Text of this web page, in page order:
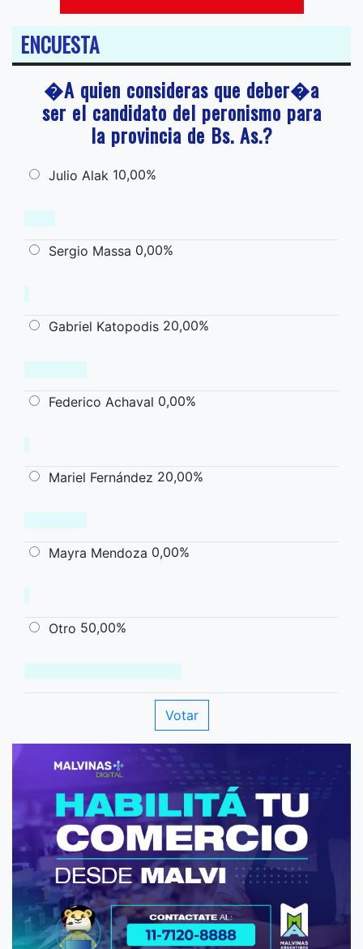
ENCUESTA
�A quien consideras que deber�a
ser el candidato del peronismo para
la provincia de Bs. As.?
Julio Alak 10,00%
Sergio Massa 0,00%
Gabriel Katopodis 20,00%
Federico Achaval 0,00%
Mariel Fernández 20,00%
Mayra Mendoza 0,00%
Otro 50,00%